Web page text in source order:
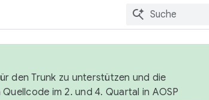
den Trunk zu unterstützen und die
im 2. und 4. Quartal in AOSP